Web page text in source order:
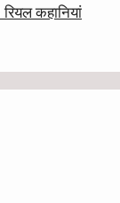
कहानियां